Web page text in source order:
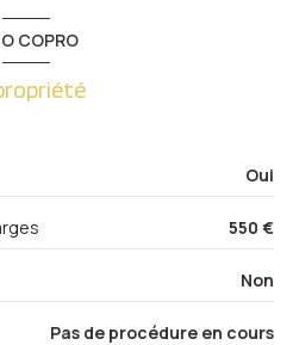
COPRO
Oui
550 €
Non
Pas de procédure en cours